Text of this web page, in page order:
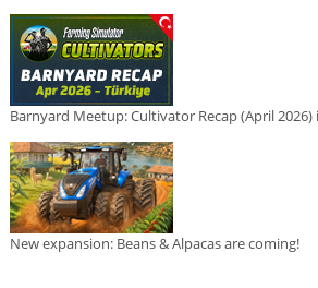
Barnyard Meetup: Cultivator Recap (April 2026)
New expansion: Beans & Alpacas are coming!